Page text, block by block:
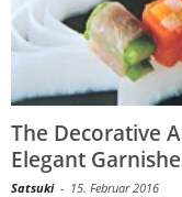
The Decorative
Elegant
Satsuki - 15. Februar 2016